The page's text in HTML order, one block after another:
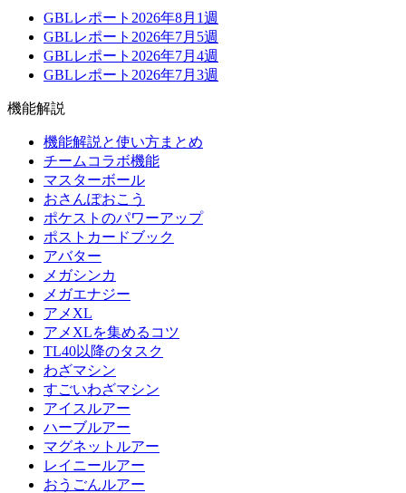
GBLレポート2026年8月1週
GBLレポート2026年7月5週
GBLレポート2026年7月4週
GBLレポート2026年7月3週
機能解説
機能解説と使い方まとめ
チームコラボ機能
マスターボール
おさんぽおこう
ポケストのパワーアップ
ポストカードブック
アバター
メガシンカ
メガエナジー
アメXL
アメXLを集めるコツ
TL40以降のタスク
わざマシン
すごいわざマシン
アイスルアー
ハーブルアー
マグネットルアー
レイニールアー
おうごんルアー